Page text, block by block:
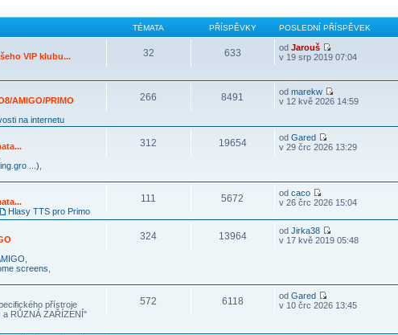
TÉMATA PŘÍSPĚVKY POSLEDNÍ PŘÍSPĚVEK
VIP klubu... 32 633 odJarouš
v 19 srp 2019 07:04
AMIGO/PRIMO
na internetu
266 8491 odmarekw
v 12 kvě 2026 14:59
...)
312 19654 odGared
v 29 črc 2026 13:29
Hlasy TTS pro Primo
111 5672 odcaco
v 26 črc 2026 15:04
screens
324 13964 odJirka38
v 17 kvě 2019 05:48
přístroje
RŮZNÁ ZAŘÍZENÍ"
572 6118 odGared
v 10 črc 2026 13:45